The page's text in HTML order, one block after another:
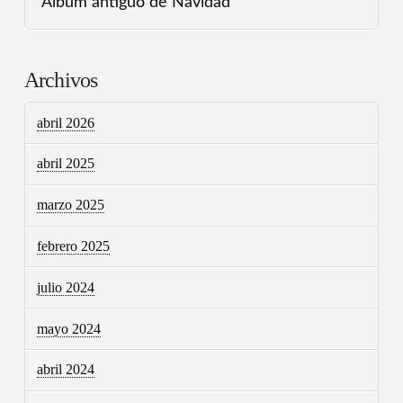
Archivos
abril 2026
abril 2025
marzo 2025
febrero 2025
julio 2024
mayo 2024
abril 2024